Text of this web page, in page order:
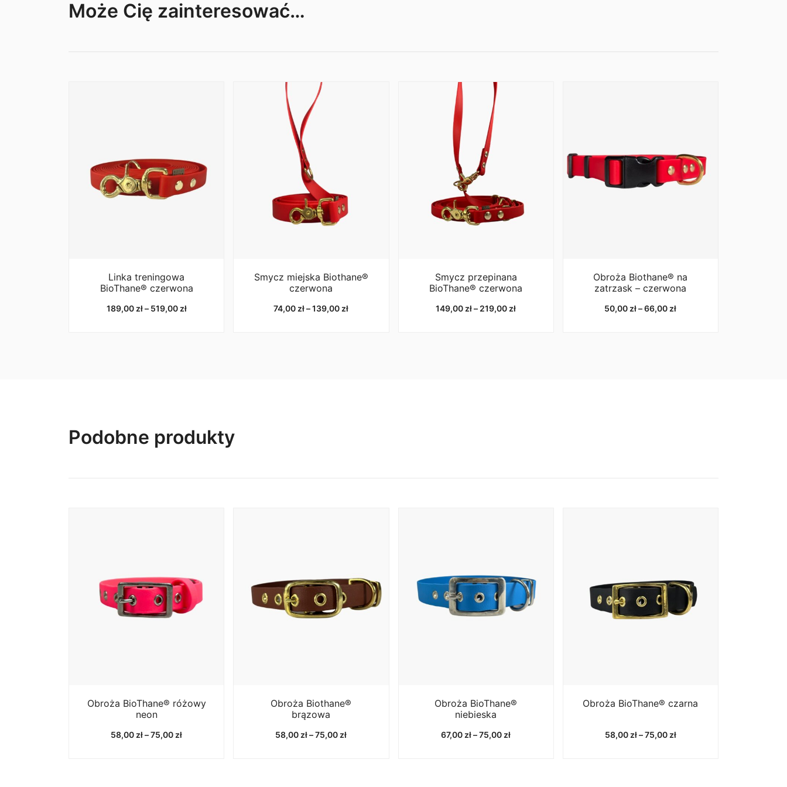
Może Cię zainteresować…
Linka treningowa
BioThane® czerwona
189,00 zł– 519,00 złZakres
Smycz miejska Biothane®
czerwona
74,00 zł–139,00 złZakres
Smycz przepinana
BioThane® czerwona
149,00 zł– 219,00 złZakres
Obroża Biothane® na
zatrzask – czerwona
50,00 zł–66,00 złZakres
Podobne produkty
Obroża BioThane® różowy
neon
58,00 zł–75,00 złZakres
Obroża Biothane®
brązowa
58,00 zł–75,00 złZakres
Obroża BioThane®
niebieska
67,00 zł–75,00 złZakres
Obroża BioThane® czarna
58,00 zł–75,00 złZakres